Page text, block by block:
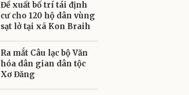
Đề xuất bố trí tái định
cư cho 120 hộ dân vùng
sạt lở tại xã Kon Braih
Ra mắt Câu lạc bộ Văn
hóa dân gian dân tộc
Xơ Đăng